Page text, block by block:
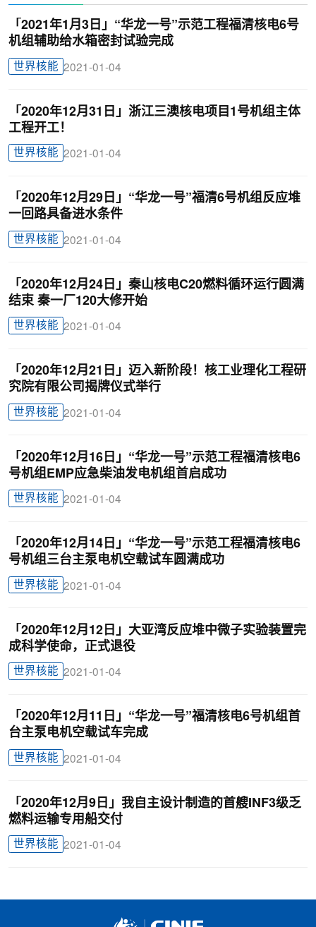
「2021年1月3日」“华龙一号”示范工程福清核电6号
机组辅助给水箱密封试验完成
世界核能 2021-01-04
「2020年12月31日」浙江三澳核电项目1号机组主体
工程开工！
世界核能 2021-01-04
「2020年12月29日」“华龙一号”福清6号机组反应堆
一回路具备进水条件
世界核能 2021-01-04
「2020年12月24日」秦山核电C20燃料循环运行圆满
结束 秦一厂120大修开始
世界核能 2021-01-04
「2020年12月21日」迈入新阶段！核工业理化工程研
究院有限公司揭牌仪式举行
世界核能 2021-01-04
「2020年12月16日」“华龙一号”示范工程福清核电6
号机组EMP应急柴油发电机组首启成功
世界核能 2021-01-04
「2020年12月14日」“华龙一号”示范工程福清核电6
号机组三台主泵电机空载试车圆满成功
世界核能 2021-01-04
「2020年12月12日」大亚湾反应堆中微子实验装置完
成科学使命，正式退役
世界核能 2021-01-04
「2020年12月11日」“华龙一号”福清核电6号机组首
台主泵电机空载试车完成
世界核能 2021-01-04
「2020年12月9日」我自主设计制造的首艘INF3级乏
燃料运输专用船交付
世界核能 2021-01-04